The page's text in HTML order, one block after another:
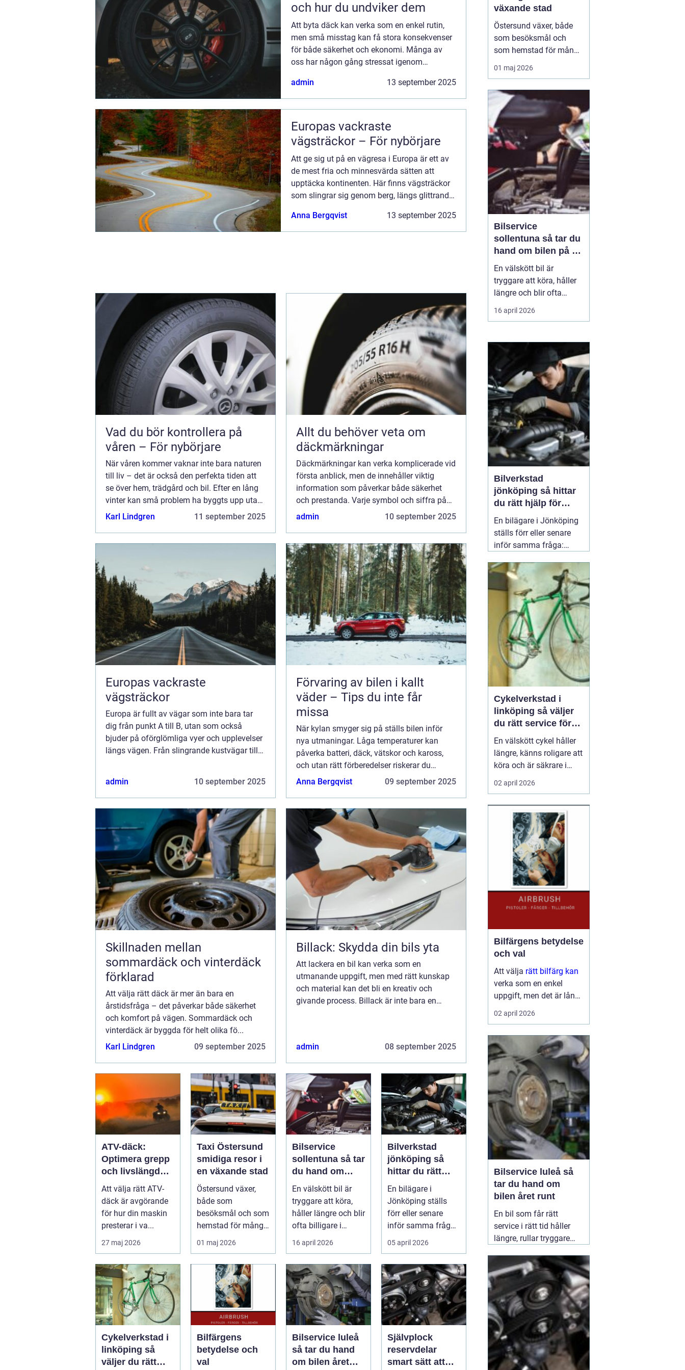
och hur du undviker dem
Att byta däck kan verka som en enkel rutin,
men små misstag kan få stora konsekvenser
för både säkerhet och ekonomi. Många av
oss har någon gång stressat igenom
admin
13 september 2025
Europas vackraste
vägsträckor – För nybörjare
Att ge sig ut på en vägresa i Europa är ett av
de mest fria och minnesvärda sätten att
upptäcka kontinenten. Här finns vägsträckor
som slingrar sig genom berg, längs glittrande
Anna Bergqvist
13 september 2025
Vad du bör kontrollera på
våren – För nybörjare
När våren kommer vaknar inte bara naturen
till liv – det är också den perfekta tiden att
se över hem, trädgård och bil. Efter en lång
vinter kan små problem ha byggts upp utan
att vi märkt ...
Karl Lindgren 11 september 2025
Allt du behöver veta om
däckmärkningar
Däckmärkningar kan verka komplicerade vid
första anblick, men de innehåller viktig
information som påverkar både säkerhet
och prestanda. Varje symbol och siffra på
däcket berättar något om d...
admin 10 september 2025
Europas vackraste
vägsträckor
Europa är fullt av vägar som inte bara tar
dig från punkt A till B, utan som också
bjuder på oförglömliga vyer och upplevelser
längs vägen. Från slingrande kustvägar till
admin
10 september 2025
Förvaring av bilen i kallt
väder – Tips du inte får
missa
När kylan smyger sig på ställs bilen inför
nya utmaningar. Låga temperaturer kan
påverka batteri, däck, vätskor och kaross,
och utan rätt förberedelser riskerar du
problem när våren komm...
Anna Bergqvist 09 september 2025
Skillnaden mellan
sommardäck och vinterdäck
förklarad
Att välja rätt däck är mer än bara en
årstidsfråga – det påverkar både säkerhet
och komfort på vägen. Sommardäck och
vinterdäck är byggda för helt olika fö...
Karl Lindgren
09 september 2025
Billack: Skydda din bils yta
Att lackera en bil kan verka som en
utmanande uppgift, men med rätt kunskap
och material kan det bli en kreativ och
givande process. Billack är inte bara en
admin 08 september 2025
ATV-däck:
Optimera grepp
och livslängd
för din fyrhjuling
Att välja rätt ATV-
däck är avgörande
för hur din maskin
presterar i va...
27 maj 2026
Taxi Östersund
smidiga resor i
en växande stad
Östersund växer,
både som
besöksmål och som
hemstad för många
pendlare, studenter
01 maj 2026
Bilservice
sollentuna så tar
du hand om
bilen på ett
smart sätt
En välskött bil är
tryggare att köra,
håller längre och blir
ofta billigare i
längden. För många
16 april 2026
Bilverkstad
jönköping så
hittar du rätt
hjälp för bilen
En bilägare i
Jönköping ställs
förr eller senare
inför samma fråga:
vilken verkstad tar
05 april 2026
Cykelverkstad i
linköping så
väljer du rätt
Bilfärgens
betydelse och
val
Bilservice luleå
så tar du hand
om bilen året
Självplock
reservdelar
smart sätt att
växande stad
Östersund växer, både
som besöksmål och
som hemstad för många
pendlare, studenter och
företagare. En pålitlig
bara ett bekvämt sätt att
ta sig från punkt A till
punkt B. För många
handlar det om att få
vardagen att fungera,
01 maj 2026
Bilservice
sollentuna så tar du
hand om bilen på ett
smart sätt
En välskött bil är
tryggare att köra, håller
längre och blir ofta
billigare i längden. För
många bilägare i
service inte bara om att
följa serviceboken, utan
om att kunna lita på
bilen varje dag oavsett
om den rullar till jobbet,
...
16 april 2026
Bilverkstad
jönköping så hittar
du rätt hjälp för
bilen
En bilägare i Jönköping
ställs förr eller senare
inför samma fråga:
hand om bilen, utan att
kostnaderna skenar och
garantier försvinner?
Valet av05 april 2026
Cykelverkstad i
linköping så väljer
du rätt service för
din cykel
En välskött cykel håller
längre, känns roligare att
köra och är säkrare i
trafiken. För många som
cyklar året runt i
cykelverkstad avgörande
för hur smidigt vardagen
fungerar. Service,
reparationer och rätt
inställningar gör s...
02 april 2026
Bilfärgens betydelse
och val
Att välja rätt bilfärg kan
verka som en enkel
uppgift, men det är långt
ifrån bara ett estetiskt
beslut. Färgen på din bil
utseende utan kan också
påver...
02 april 2026
Bilservice luleå så
tar du hand om
bilen året runt
En bil som får rätt
service i rätt tid håller
längre, rullar tryggare
I ett klimat som Luleås,
med kalla vintrar,
växlande väglag och
saltade vägar, ställs
extra höga krav på både
bil och ägare. Den som
07 mars 2026